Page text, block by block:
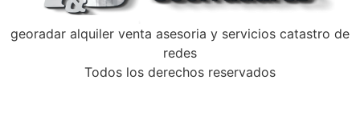
georadar alquiler venta asesoria y servicios catastro de
redes
Todos los derechos reservados